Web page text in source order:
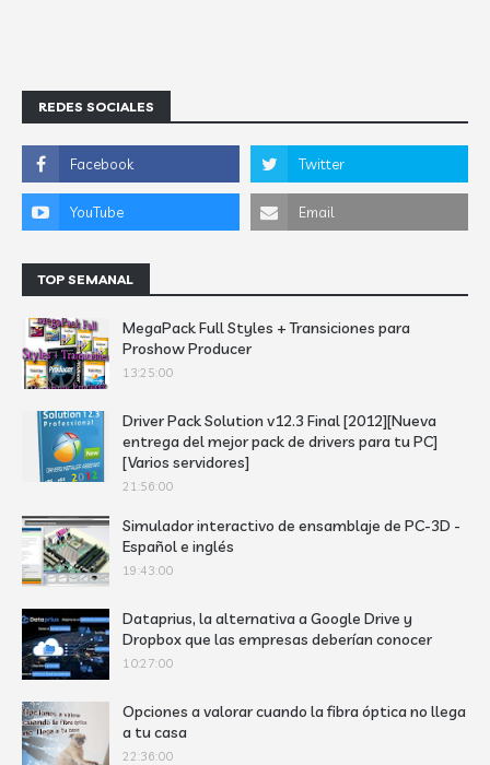
REDES SOCIALES
TOP SEMANAL
MegaPack Full Styles + Transiciones para
Proshow Producer
13:25:00
Driver Pack Solution v12.3 Final [2012][Nueva
entrega del mejor pack de drivers para tu PC]
[Varios servidores]
21:56:00
Simulador interactivo de ensamblaje de PC-3D -
Español e inglés
19:43:00
Dataprius, la alternativa a Google Drive y
Dropbox que las empresas deberían conocer
10:27:00
Opciones a valorar cuando la fibra óptica no llega
a tu casa
22:36:00